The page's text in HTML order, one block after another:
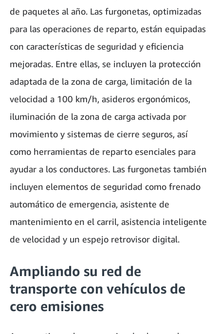
de paquetes al año. Las furgonetas, optimizadas
para las operaciones de reparto, están equipadas
con características de seguridad y eficiencia
mejoradas. Entre ellas, se incluyen la protección
adaptada de la zona de carga, limitación de la
velocidad a 100 km/h, asideros ergonómicos,
iluminación de la zona de carga activada por
movimiento y sistemas de cierre seguros, así
como herramientas de reparto esenciales para
ayudar a los conductores. Las furgonetas también
incluyen elementos de seguridad como frenado
automático de emergencia, asistente de
mantenimiento en el carril, asistencia inteligente
de velocidad y un espejo retrovisor digital.
Ampliando su red de
transporte con vehículos de
cero emisiones